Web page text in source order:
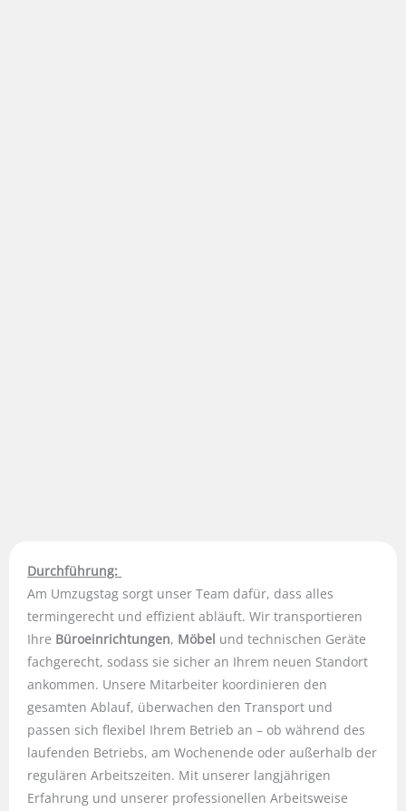
Durchführung:
Am Umzugstag sorgt unser Team dafür, dass alles
termingerecht und effizient abläuft. Wir transportieren
Ihre Büroeinrichtungen, Möbel und technischen Geräte
fachgerecht, sodass sie sicher an Ihrem neuen Standort
ankommen. Unsere Mitarbeiter koordinieren den
gesamten Ablauf, überwachen den Transport und
passen sich flexibel Ihrem Betrieb an – ob während des
laufenden Betriebs, am Wochenende oder außerhalb der
regulären Arbeitszeiten. Mit unserer langjährigen
Erfahrung und unserer professionellen Arbeitsweise